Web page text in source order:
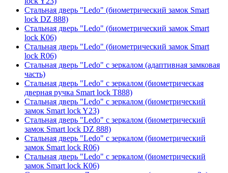
Стальная дверь "Ledo" (биометрический замок Smart
lock DZ 888)
Стальная дверь "Ledo" (биометрический замок Smart
lock К06)
Стальная дверь "Ledo" (биометрический замок Smart
lock R06)
Стальная дверь "Ledo" с зеркалом (адаптивная замковая
часть)
Стальная дверь "Ledo" с зеркалом (биометрическая
дверная ручка Smart lock T888)
Стальная дверь "Ledo" с зеркалом (биометрический
замок Smart lock Y23)
Стальная дверь "Ledo" с зеркалом (биометрический
замок Smart lock DZ 888)
Стальная дверь "Ledo" с зеркалом (биометрический
замок Smart lock R06)
Стальная дверь "Ledo" с зеркалом (биометрический
замок Smart lock К06)